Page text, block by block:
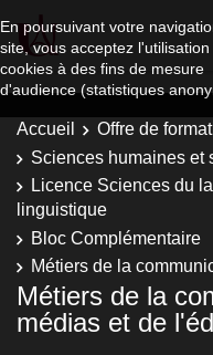
En poursuivant votre
site, vous acceptez l'utilisation
cookies à des fins de mesure
d'audience (statistiques
Accueil Offre de
Sciences humaines et
Licence Sciences du
linguistique
Bloc Complémentaire
Métiers de la
Métiers de la
médias et de